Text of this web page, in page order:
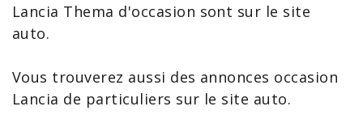
Lancia Thema d'occasion sont sur le site
auto.
Vous trouverez aussi des annonces occasion
Lancia de particuliers sur le site auto.